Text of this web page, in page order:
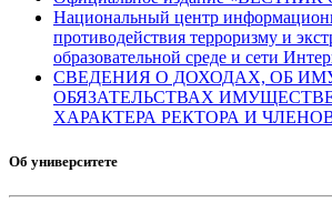
Национальный центр
противодействия терроризму и
образовательной среде и сети
СВЕДЕНИЯ О ДОХОДАХ, ОБ
ОБЯЗАТЕЛЬСТВАХ
ХАРАКТЕРА РЕКТОРА И
Об университете